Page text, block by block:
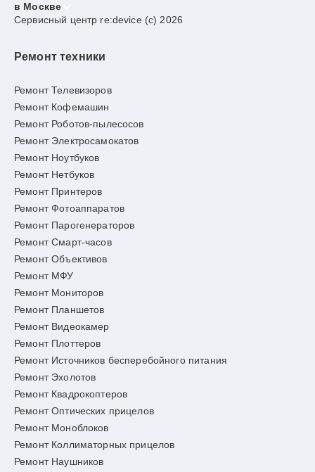
в Москве
Сервисный центр re:device (c) 2026
Ремонт техники
Ремонт Телевизоров
Ремонт Кофемашин
Ремонт Роботов-пылесосов
Ремонт Электросамокатов
Ремонт Ноутбуков
Ремонт Нетбуков
Ремонт Принтеров
Ремонт Фотоаппаратов
Ремонт Парогенераторов
Ремонт Смарт-часов
Ремонт Объективов
Ремонт МФУ
Ремонт Мониторов
Ремонт Планшетов
Ремонт Видеокамер
Ремонт Плоттеров
Ремонт Источников бесперебойного питания
Ремонт Эхолотов
Ремонт Квадрокоптеров
Ремонт Оптических прицелов
Ремонт Моноблоков
Ремонт Коллиматорных прицелов
Ремонт Наушников